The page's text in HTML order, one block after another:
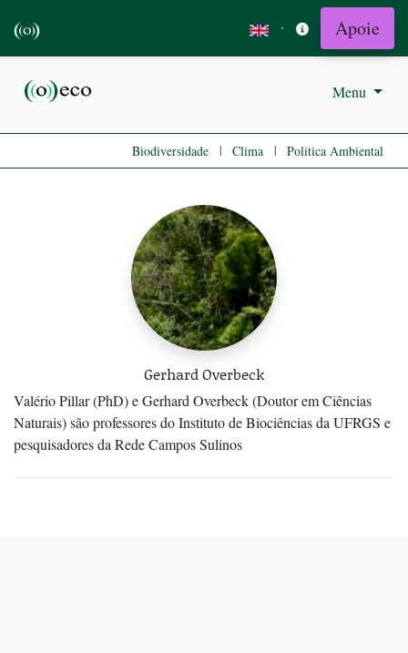
· Apoie
Menu
Biodiversidade | Clima | Politica Ambiental
Gerhard Overbeck
Valério Pillar (PhD) e Gerhard Overbeck (Doutor em Ciências
Naturais) são professores do Instituto de Biociências da UFRGS e
pesquisadores da Rede Campos Sulinos